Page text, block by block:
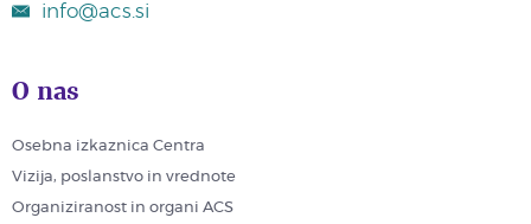
info@acs.si
O nas
Osebna izkaznica Centra
Vizija, poslanstvo in vrednote
Organiziranost in organi ACS